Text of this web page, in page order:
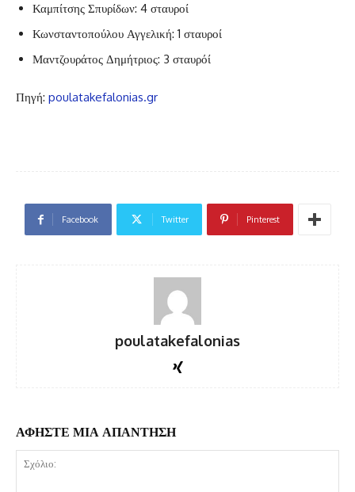
Καμπίτσης Σπυρίδων: 4 σταυροί
Κωνσταντοπούλου Αγγελική: 1 σταυροί
Μαντζουράτος Δημήτριος: 3 σταυρόί
Πηγή: poulatakefalonias.gr
Facebook Twitter Pinterest
poulatakefalonias
ΑΦΗΣΤΕ ΜΙΑ ΑΠΑΝΤΗΣΗ